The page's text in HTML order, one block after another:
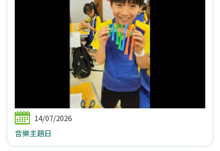
14/07/2026
音樂主題日